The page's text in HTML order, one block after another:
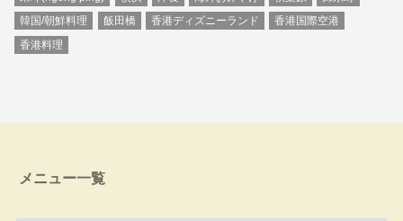
韓国/朝鮮料理
飯田橋 香港ディズニーランド
香港国際空港
香港料理
メニュー一覧